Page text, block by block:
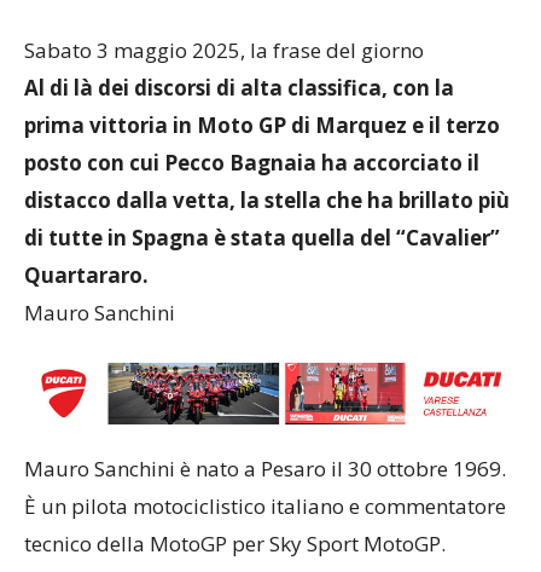
Sabato 3 maggio 2025, la frase del giorno
Al di là dei discorsi di alta classifica, con la
prima vittoria in Moto GP di Marquez e il terzo
posto con cui Pecco Bagnaia ha accorciato il
distacco dalla vetta, la stella che ha brillato più
di tutte in Spagna è stata quella del “Cavalier”
Quartararo.
Mauro Sanchini
Mauro Sanchini è nato a Pesaro il 30 ottobre 1969.
È un pilota motociclistico italiano e commentatore
tecnico della MotoGP per Sky Sport MotoGP.